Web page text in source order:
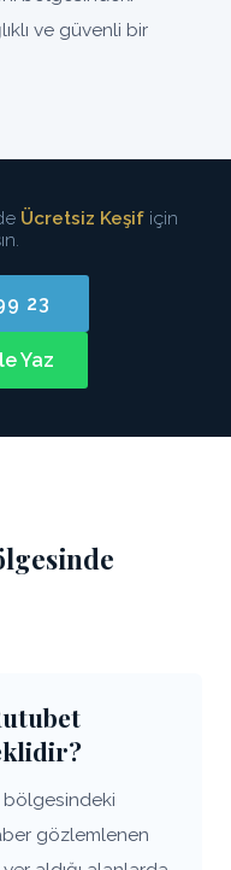
ve güvenli bir
Ücretsiz Keşif için
23
Yaz
bölgesindeki
gözlemlenen